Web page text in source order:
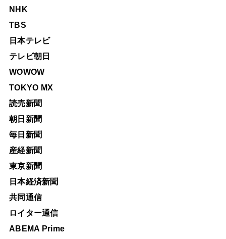
NHK
TBS
日本テレビ
テレビ朝日
WOWOW
TOKYO MX
読売新聞
朝日新聞
毎日新聞
産経新聞
東京新聞
日本経済新聞
共同通信
ロイター通信
ABEMA Prime